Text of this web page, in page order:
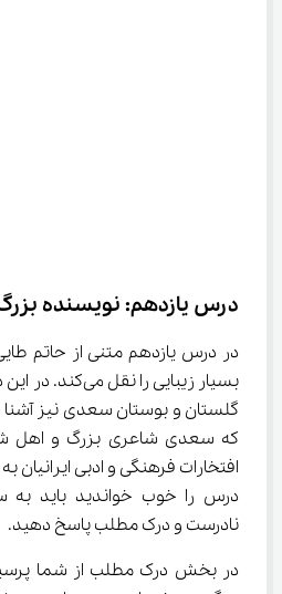
درس یازدهم: نویسنده
در درس یازدهم متنی از حاتم
که سعدی شاعری بزرگ و اهل
درس را خوب خواندید باید
نادرست و درک مطلب پاسخ دهید.
در بخش درک مطلب از شما